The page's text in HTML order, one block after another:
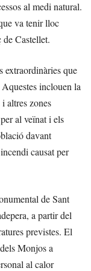
al medi natural.
va tenir lloc
Castellet.
extraordinàries que
Aquestes inclouen la
altres zones
al veïnat i els
davant
causat per
de Sant
a partir del
previstes. El
Monjos a
al calor